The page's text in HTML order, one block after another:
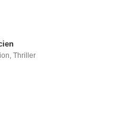
,Thriller